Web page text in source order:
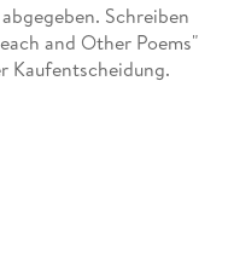
Schreiben
and Other Poems"
Kaufentscheidung.